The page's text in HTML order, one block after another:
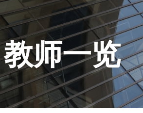
教师一览